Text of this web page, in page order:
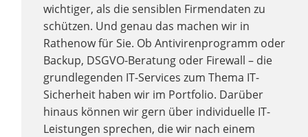
wichtiger, als die sensiblen Firmendaten zu
schützen. Und genau das machen wir in
Rathenow für Sie. Ob Antivirenprogramm oder
Backup, DSGVO-Beratung oder Firewall – die
grundlegenden IT-Services zum Thema IT-
Sicherheit haben wir im Portfolio. Darüber
hinaus können wir gern über individuelle IT-
Leistungen sprechen, die wir nach einem